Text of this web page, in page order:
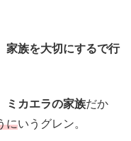
家族を大切にするで行
ミカエラの家族だか
にいうグレン。